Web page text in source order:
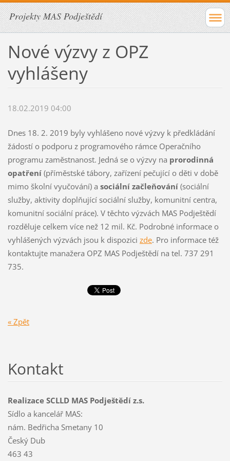
Projekty MAS Podještědí
Nové výzvy z OPZ
vyhlášeny
18.02.2019 04:00
Dnes 18. 2. 2019 byly vyhlášeno nové výzvy k předkládání
žádostí o podporu z programového rámce Operačního
programu zaměstnanost. Jedná se o výzvy na prorodinná
opatření(příměstské tábory, zařízení pečující o děti v době
mimo školní vyučování) a sociální začleňování(sociální
služby, aktivity doplňující sociální služby, komunitní centra,
komunitní sociální práce). V těchto výzvách MAS Podještědí
rozděluje celkem více než 12 mil. Kč. Podrobné informace o
vyhlášených výzvách jsou k dispozici zde. Pro informace též
kontaktujte manažera OPZ MAS Podještědí na tel. 737 291
735.
« Zpět
Kontakt
Realizace SCLLD MAS Podještědí z.s.
Sídlo a kancelář MAS:
nám. Bedřicha Smetany 10
Český Dub
463 43